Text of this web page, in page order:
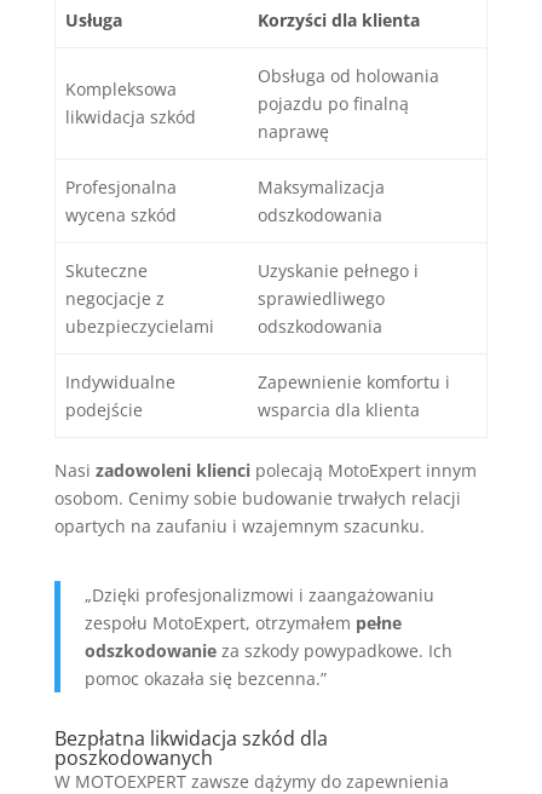
Usługa Korzyści dla klienta
Kompleksowa
likwidacja szkód
Obsługa od holowania
pojazdu po finalną
naprawę
Profesjonalna
wycena szkód
Maksymalizacja
odszkodowania
Skuteczne
negocjacje z
ubezpieczycielami
Uzyskanie pełnego i
sprawiedliwego
odszkodowania
Indywidualne
podejście
Zapewnienie komfortu i
wsparcia dla klienta
Nasi zadowoleni kliencipolecają MotoExpert innym
osobom. Cenimy sobie budowanie trwałych relacji
opartych na zaufaniu i wzajemnym szacunku.
„Dzięki profesjonalizmowi i zaangażowaniu
zespołu MotoExpert, otrzymałem pełne
odszkodowanieza szkody powypadkowe. Ich
pomoc okazała się bezcenna.”
Bezpłatna likwidacja szkód dla
poszkodowanych
W MOTOEXPERT zawsze dążymy do zapewnienia